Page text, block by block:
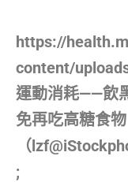
https://
content/
運動消耗——飲
免再吃高糖食
（
;